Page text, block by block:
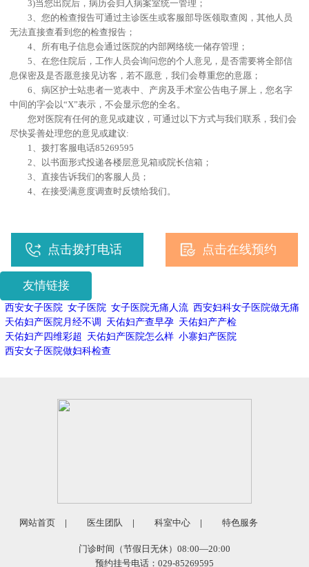
西安雁塔天佑妇产医院预约平台
3)当您出院后，病历会归入病案室统一管理；
3、您的检查报告可通过主诊医生或客服部导医领取查阅，其他人员
无法直接查看到您的检查报告；
4、所有电子信息会通过医院的内部网络统一储存管理；
5、在您住院后，工作人员会询问您的个人意见，是否需要将全部信
息保密及是否愿意接见访客，若不愿意，我们会尊重您的意愿；
6、病区护士站患者一览表中、产房及手术室公告电子屏上，您名字
中间的字会以“X”表示，不会显示您的全名。
您对医院有任何的意见或建议，可通过以下方式与我们联系，我们会
尽快妥善处理您的意见或建议:
1、拨打客服电话85269595
2、以书面形式投递各楼层意见箱或院长信箱；
3、直接告诉我们的客服人员；
4、在接受满意度调查时反馈给我们。
点击拨打电话 点击在线预约
友情链接
西安女子医院 女子医院 女子医院无痛人流 西安妇科女子医院做无痛
天佑妇产医院月经不调
天佑妇产查早孕 天佑妇产产检
天佑妇产四维彩超 天佑妇产医院怎么样 小寨妇产医院
西安女子医院做妇科检查
网站首页 | 医生团队 | 科室中心 | 特色服务
门诊时间（节假日无休）08:00—20:00
预约挂号电话：029-85269595